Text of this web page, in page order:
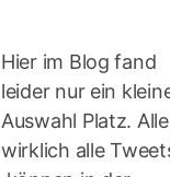
Hier im Blog fand
leider nur ein
Auswahl Platz.
wirklich alle